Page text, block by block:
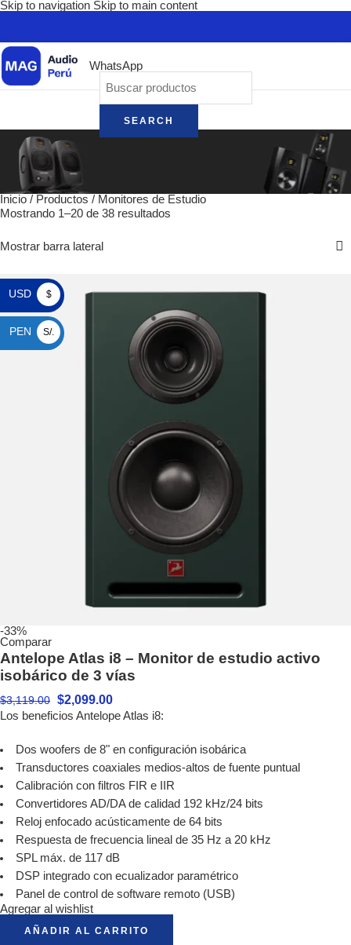
Skip to navigation Skip to main content
WhatsApp
SEARCH
Inicio / Productos / Monitores de Estudio
Mostrando 1–20 de 38 resultados
Mostrar barra lateral
-33%
Comparar
Antelope Atlas i8 – Monitor de estudio activo
isobárico de 3 vías
$3,119.00 $2,099.00
Los beneficios Antelope Atlas i8:
Dos woofers de 8" en configuración isobárica
Transductores coaxiales medios-altos de fuente puntual
Calibración con filtros FIR e IIR
Convertidores AD/DA de calidad 192 kHz/24 bits
Reloj enfocado acústicamente de 64 bits
Respuesta de frecuencia lineal de 35 Hz a 20 kHz
SPL máx. de 117 dB
DSP integrado con ecualizador paramétrico
Panel de control de software remoto (USB)
Agregar al wishlist
AÑADIR AL CARRITO
USD $
PEN S/.